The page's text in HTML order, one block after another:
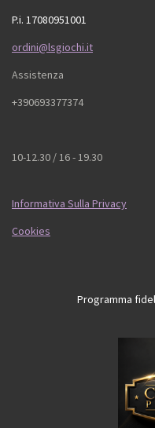
P.i. 17080951001
ordini@lsgiochi.it
Assistenza
+390693377374
10-12.30 / 16 - 19.30
Informativa Sulla Privacy
Cookies
Programma